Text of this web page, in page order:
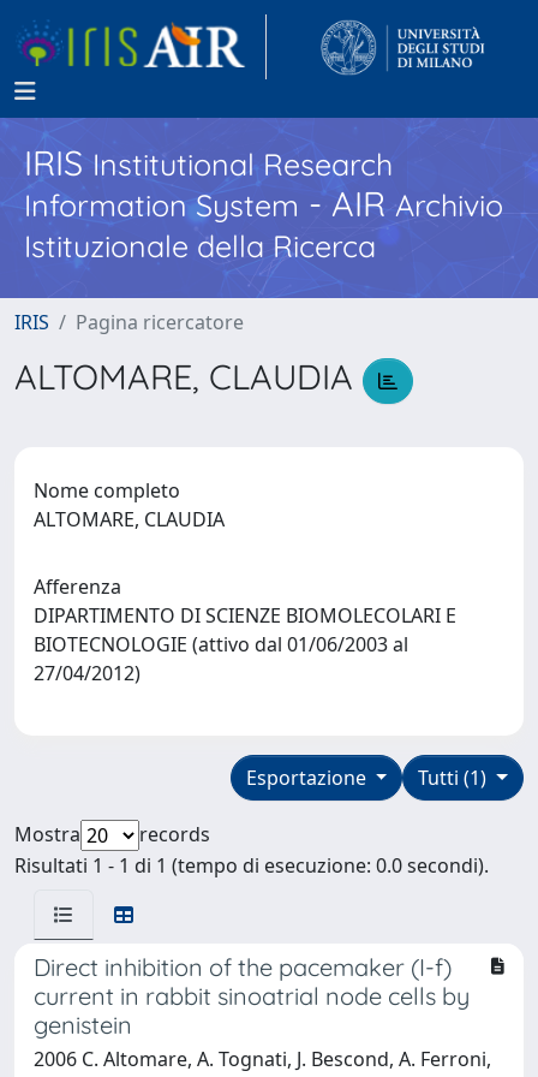
IRISInstitutional Research
Information System - AIR Archivio
Istituzionale della Ricerca
IRIS Pagina ricercatore
ALTOMARE, CLAUDIA
Nome completo
ALTOMARE, CLAUDIA
Afferenza
DIPARTIMENTO DI SCIENZE BIOMOLECOLARI E
BIOTECNOLOGIE (attivo dal 01/06/2003 al
27/04/2012)
Tutti (1)
Esportazione
Mostra
records
Risultati 1 - 1 di 1 (tempo di esecuzione: 0.0 secondi).
Direct inhibition of the pacemaker (I-f)
current in rabbit sinoatrial node cells by
genistein
2006 C. Altomare, A. Tognati, J. Bescond, A. Ferroni,